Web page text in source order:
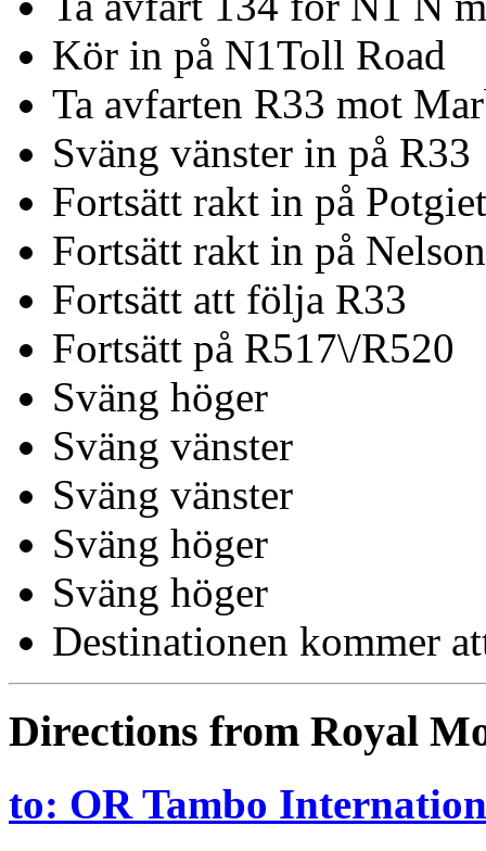
Kör in på N1Toll Road
Ta avfarten R33 mot
Sväng vänster in på R33
Fortsätt rakt in på
Fortsätt rakt in på
Fortsätt att följa R33
Fortsätt på R517\/R520
Sväng höger
Sväng vänster
Sväng vänster
Sväng höger
Sväng höger
Destinationen kommer
Directions from Royal
to: OR Tambo